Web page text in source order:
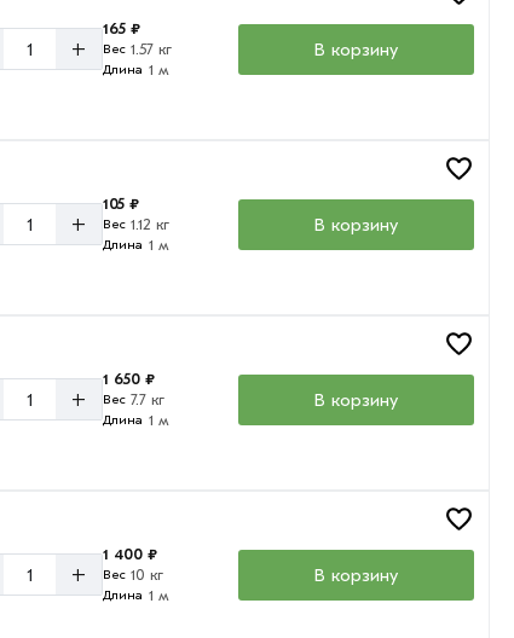
+
165 ₽
Вес 1.57 кг
Длина 1 м
В корзину
+
105 ₽
Вес 1.12 кг
Длина 1 м
В корзину
+
1 650 ₽
Вес 7.7 кг
Длина 1 м
В корзину
+
1 400 ₽
Вес 10 кг
Длина 1 м
В корзину